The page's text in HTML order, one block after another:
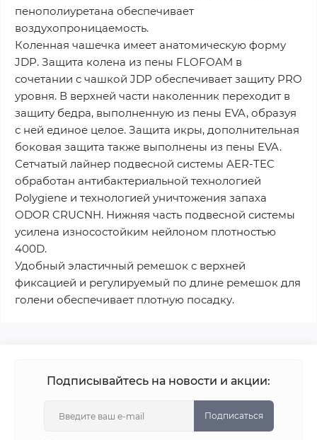
пенополиуретана обеспечивает
воздухопроницаемость.
Коленная чашечка имеет анатомическую форму
JDP. Защита колена из пены FLOFOAM в
сочетании с чашкой JDP обеспечивает защиту PRO
уровня. В верхней части наколенник переходит в
защиту бедра, выполненную из пены EVA, образуя
с ней единое целое. Защита икры, дополнительная
боковая защита также выполнены из пены EVA.
Сетчатый лайнер подвесной системы AER-TEC
обработан антибактериальной технологией
Polygiene и технологией уничтожения запаха
ODOR CRUCNH. Нижняя часть подвесной системы
усилена износостойким нейлоном плотностью
400D.
Удобный эластичный ремешок с верхней
фиксацией и регулируемый по длине ремешок для
голени обеспечивает плотную посадку.
Подписывайтесь на новости и акции:
Подписаться